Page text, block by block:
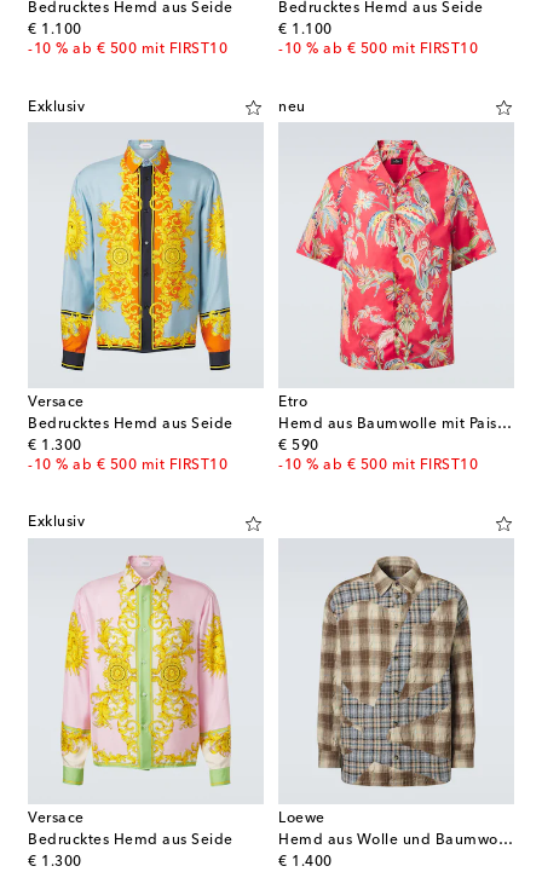
Bedrucktes Hemd aus Seide
€ 1.100
original price
-10 % ab € 500 mit FIRST10
Bedrucktes Hemd aus Seide
€ 1.100
original price
-10 % ab € 500 mit FIRST10
Exklusiv
Versace
Bedrucktes Hemd aus Seide
€ 1.300
original price
-10 % ab € 500 mit FIRST10
neu
Etro
Hemd aus Baumwolle mit Paisley-Muster
€ 590
original price
-10 % ab € 500 mit FIRST10
Exklusiv
Versace
Bedrucktes Hemd aus Seide
€ 1.300
original price
Loewe
Hemd aus Wolle und Baumwolle
€ 1.400
original price